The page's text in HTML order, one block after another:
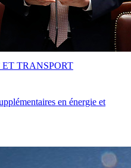
en énergie et
TRANSPORT